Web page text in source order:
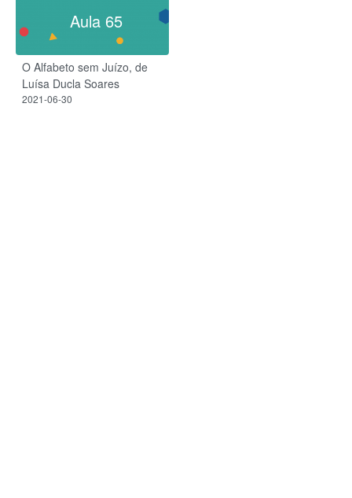
Aula 65
O Alfabeto sem Juízo, de
Luísa Ducla Soares
2021-06-30